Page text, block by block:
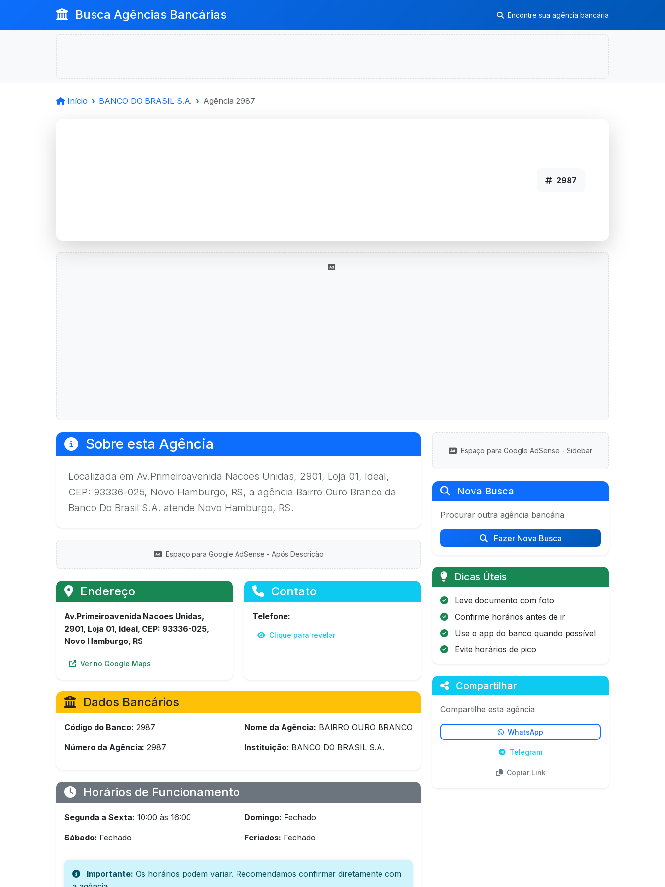
Busca Agências Bancárias Encontre sua agência bancária
Início BANCO DO BRASIL S.A. Agência 2987
2987
Sobre esta Agência
Localizada em Av.Primeiroavenida Nacoes Unidas, 2901, Loja 01, Ideal,
CEP: 93336-025, Novo Hamburgo, RS, a agência Bairro Ouro Branco da
Banco Do Brasil S.A. atende Novo Hamburgo, RS.
Espaço para Google AdSense - Após Descrição
Endereço
Av.Primeiroavenida Nacoes Unidas,
2901, Loja 01, Ideal, CEP: 93336-025,
Novo Hamburgo, RS
Ver no Google Maps
Contato
Telefone:
Clique para revelar
Dados Bancários
Código do Banco: 2987
Número da Agência: 2987
Nome da Agência: BAIRRO OURO BRANCO
Instituição: BANCO DO BRASIL S.A.
Horários de Funcionamento
Segunda a Sexta: 10:00 às 16:00
Sábado: Fechado
Domingo: Fechado
Feriados: Fechado
Importante: Os horários podem variar. Recomendamos confirmar diretamente com
Espaço para Google AdSense - Sidebar
Nova Busca
Procurar outra agência bancária
Fazer Nova Busca
Dicas Úteis
Leve documento com foto
Confirme horários antes de ir
Use o app do banco quando possível
Evite horários de pico
Compartilhar
Compartilhe esta agência
WhatsApp
Telegram
Copiar Link